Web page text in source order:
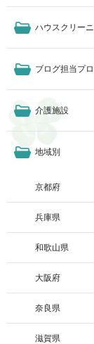
ハウスクリー
ブログ担当プ
介護施設
地域別
京都府
兵庫県
和歌山県
大阪府
奈良県
滋賀県